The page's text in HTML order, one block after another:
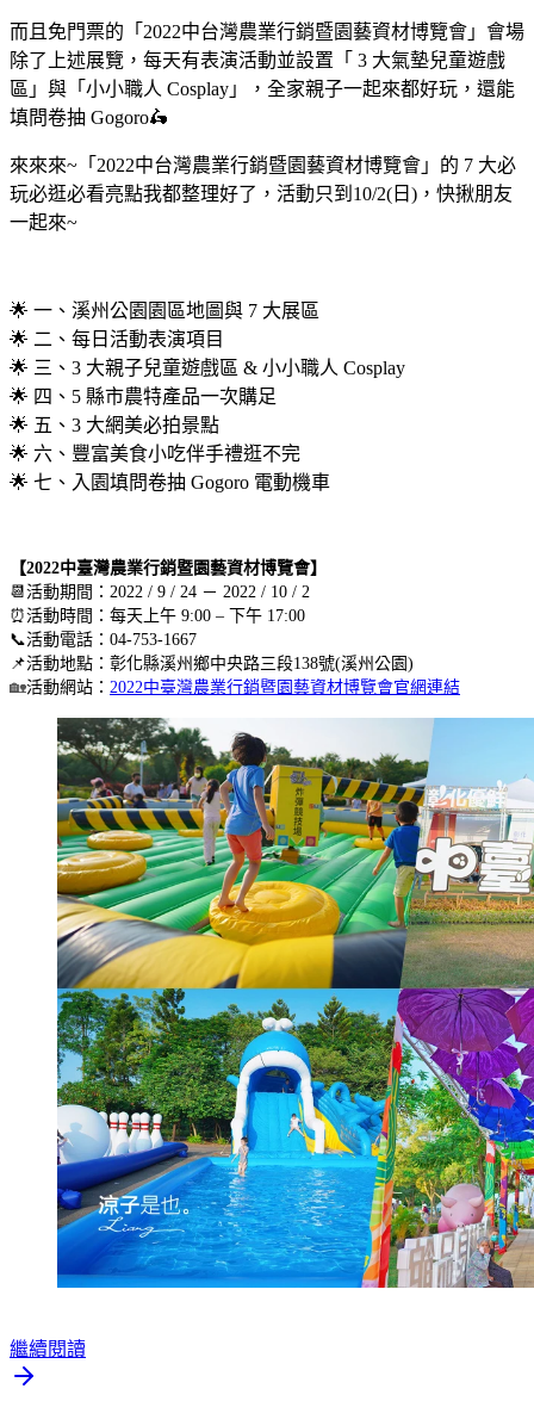
而且免門票的「2022中台灣農業行銷暨園藝資材博覽會」會場
除了上述展覽，每天有表演活動並設置「 3 大氣墊兒童遊戲
區」與「小小職人 Cosplay」，全家親子一起來都好玩，還能
填問卷抽 Gogoro🛵
來來來~「2022中台灣農業行銷暨園藝資材博覽會」的 7 大必
玩必逛必看亮點我都整理好了，活動只到10/2(日)，快揪朋友
一起來~
🌟 一、溪州公園園區地圖與 7 大展區
🌟 二、每日活動表演項目
🌟 三、3 大親子兒童遊戲區 & 小小職人 Cosplay
🌟 四、5 縣市農特產品一次購足
🌟 五、3 大網美必拍景點
🌟 六、豐富美食小吃伴手禮逛不完
🌟 七、入園填問卷抽 Gogoro 電動機車
【2022中臺灣農業行銷暨園藝資材博覽會】
📆活動期間：2022 / 9 / 24 － 2022 / 10 / 2
⏰活動時間：每天上午 9:00 – 下午 17:00
📞活動電話：04-753-1667
📌活動地點：彰化縣溪州鄉中央路三段138號(溪州公園)
🏡活動網站： 2022中臺灣農業行銷暨園藝資材博覽會官網連結
繼續閱讀